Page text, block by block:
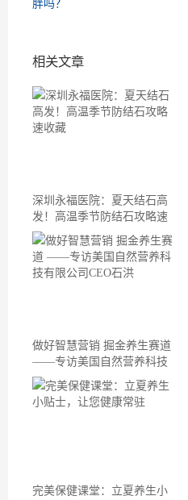
胖吗？
相关文章
深圳永福医院：夏天结石高
发！高温季节防结石攻略速
收藏
做好智慧营销 掘金养生赛道
——专访美国自然营养科技
有限公司CEO石洪
完美保健课堂：立夏养生小